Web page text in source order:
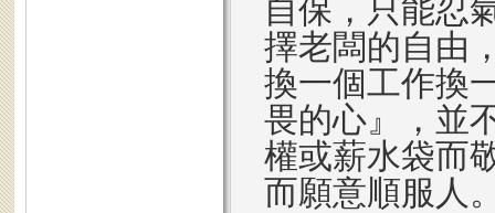
自保，只能忍
擇老闆的自由
換一個工作換
畏的心』，並
權或薪水袋而
而願意順服人